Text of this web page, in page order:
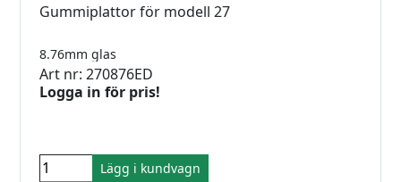
Gummiplattor för modell 27
8.76mm glas
Art nr: 270876ED
Logga in för pris!
Lägg i kundvagn